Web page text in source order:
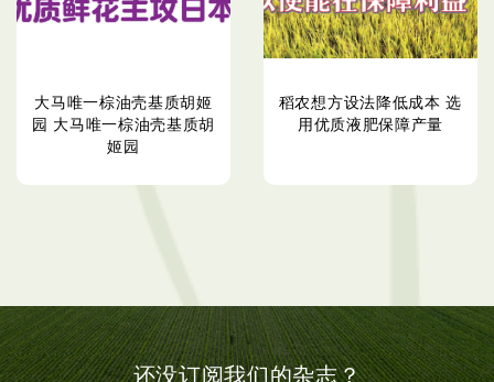
大马唯一棕油壳基质胡姬
园 大马唯一棕油壳基质胡
姬园
稻农想方设法降低成本 选
用优质液肥保障产量
还没订阅我们的杂志？